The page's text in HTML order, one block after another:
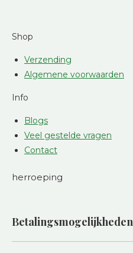
Shop
Verzending
Algemene voorwaarden
Info
Blogs
Veel gestelde vragen
Contact
herroeping
Betalingsmogelijkheden